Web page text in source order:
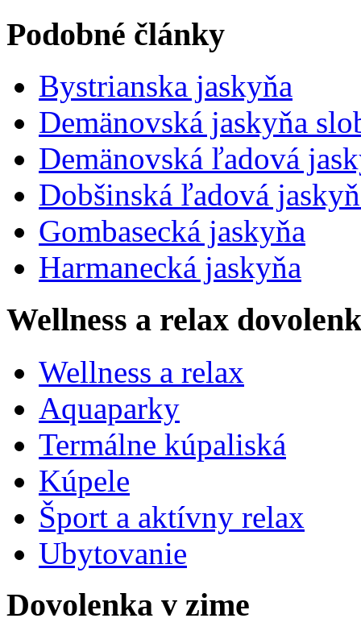
Podobné články
Bystrianska jaskyňa
Demänovská jaskyňa
Demänovská ľadová
Dobšinská ľadová
Gombasecká jaskyňa
Harmanecká jaskyňa
Wellness a relax
Wellness a relax
Aquaparky
Termálne kúpaliská
Kúpele
Šport a aktívny relax
Ubytovanie
Dovolenka v zime